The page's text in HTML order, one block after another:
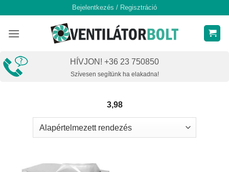
content
Bejelentkezés / Regisztráció
HÍVJON! +36 23 750850
Szívesen segítünk ha elakadna!
3,98